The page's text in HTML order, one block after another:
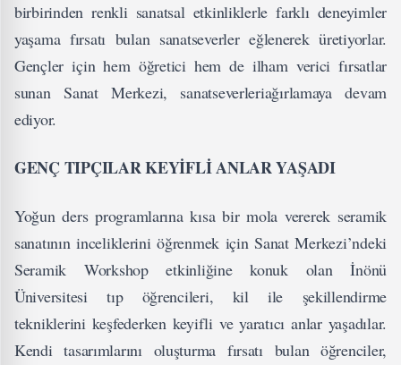
birbirinden renkli sanatsal etkinliklerle farklı deneyimler
yaşama fırsatı bulan sanatseverler eğlenerek üretiyorlar.
Gençler için hem öğretici hem de ilham verici fırsatlar
sunan Sanat Merkezi, sanatseverleriağırlamaya devam
ediyor.
GENÇ TIPÇILAR KEYİFLİ ANLAR YAŞADI
Yoğun ders programlarına kısa bir mola vererek seramik
sanatının inceliklerini öğrenmek için Sanat Merkezi’ndeki
Seramik Workshop etkinliğine konuk olan İnönü
Üniversitesi tıp öğrencileri, kil ile şekillendirme
tekniklerini keşfederken keyifli ve yaratıcı anlar yaşadılar.
Kendi tasarımlarını oluşturma fırsatı bulan öğrenciler,